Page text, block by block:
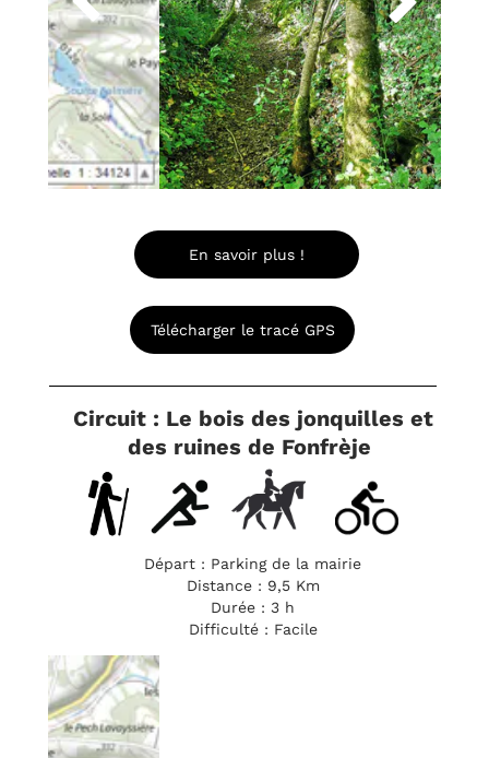
Télécharger le tracé GPS
En savoir plus !
Circuit : Le bois des jonquilles et
des ruines de Fonfrèje
Départ : Parking de la mairie
Distance : 9,5 Km
Durée : 3 h
Difficulté : Facile